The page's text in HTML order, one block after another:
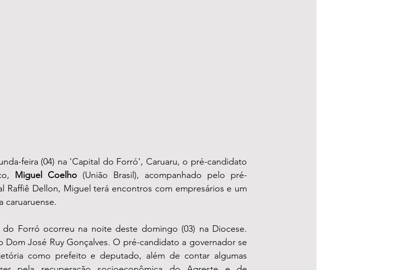
feira (04) na 'Capital do Forró', Caruaru, o pré-candidato
Miguel Coelho (União Brasil), acompanhado pelo pré-
Raffiê Dellon, Miguel terá encontros com empresários e um
caruaruense.
Forró ocorreu na noite deste domingo (03) na Diocese.
José Ruy Gonçalves. O pré-candidato a governador se
como prefeito e deputado, além de contar algumas